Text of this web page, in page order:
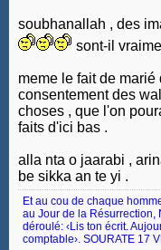
soubhanallah , des
sont-il
meme le fait de
consentement des
choses , que l'on
faits d'ici bas .
alla nta o jaarabi ,
be sikka an te yi .
Et au cou de chaque
au Jour de la Résurrection,
déroulé: ‹Lis ton écrit.
comptable›. SOURATE 17